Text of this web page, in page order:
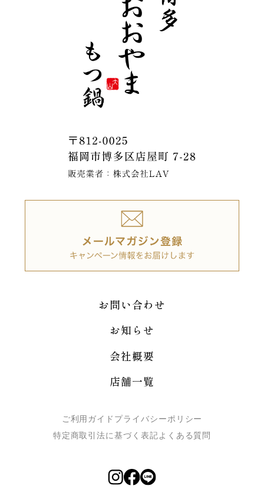
お問い合わせ
お知らせ
会社概要
店舗一覧
ご利用ガイド プライバシーポリシー
特定商取引法に基づく表記よくある質問